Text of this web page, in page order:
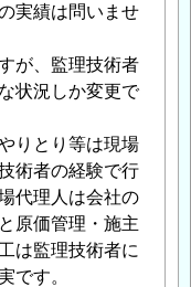
実績は問いませ
が、監理技術者
状況しか変更で
りとり等は現場
術者の経験で行
代理人は会社の
原価管理・施主
は監理技術者に
です。